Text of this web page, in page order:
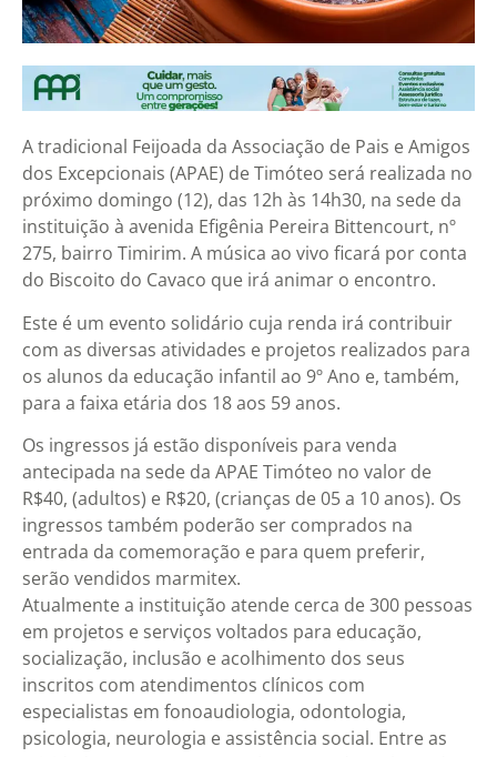
A tradicional Feijoada da Associação de Pais e Amigos
dos Excepcionais (APAE) de Timóteo será realizada no
próximo domingo (12), das 12h às 14h30, na sede da
instituição à avenida Efigênia Pereira Bittencourt, nº
275, bairro Timirim. A música ao vivo ficará por conta
do Biscoito do Cavaco que irá animar o encontro.
Este é um evento solidário cuja renda irá contribuir
com as diversas atividades e projetos realizados para
os alunos da educação infantil ao 9º Ano e, também,
para a faixa etária dos 18 aos 59 anos.
Os ingressos já estão disponíveis para venda
antecipada na sede da APAE Timóteo no valor de
R$40, (adultos) e R$20, (crianças de 05 a 10 anos). Os
ingressos também poderão ser comprados na
entrada da comemoração e para quem preferir,
serão vendidos marmitex.
Atualmente a instituição atende cerca de 300 pessoas
em projetos e serviços voltados para educação,
socialização, inclusão e acolhimento dos seus
inscritos com atendimentos clínicos com
especialistas em fonoaudiologia, odontologia,
psicologia, neurologia e assistência social. Entre as